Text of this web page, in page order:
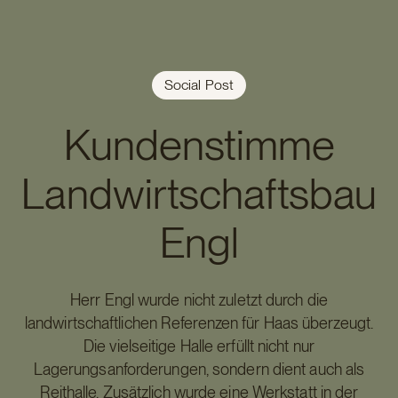
Social Post
Kundenstimme
Landwirtschaftsbau
Engl
Herr Engl wurde nicht zuletzt durch die
landwirtschaftlichen Referenzen für Haas überzeugt.
Die vielseitige Halle erfüllt nicht nur
Lagerungsanforderungen, sondern dient auch als
Reithalle. Zusätzlich wurde eine Werkstatt in der